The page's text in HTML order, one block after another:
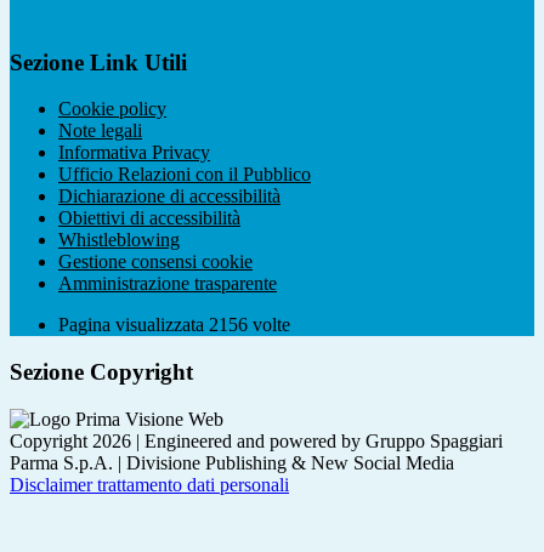
Sezione Link Utili
Cookie policy
Note legali
Informativa Privacy
Ufficio Relazioni con il Pubblico
Dichiarazione di accessibilità
Obiettivi di accessibilità
Whistleblowing
Gestione consensi cookie
Amministrazione trasparente
Pagina visualizzata 2156 volte
Sezione Copyright
Copyright 2026 | Engineered and powered by Gruppo Spaggiari
Parma S.p.A. | Divisione Publishing & New Social Media
Disclaimer trattamento dati personali